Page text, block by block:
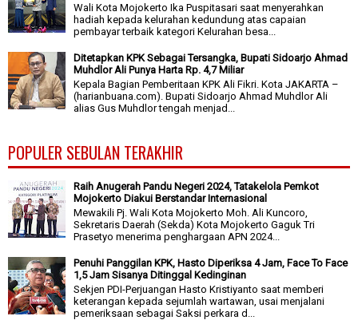
Wali Kota Mojokerto Ika Puspitasari saat menyerahkan
hadiah kepada kelurahan kedundung atas capaian
pembayar terbaik kategori Kelurahan besa...
Ditetapkan KPK Sebagai Tersangka, Bupati Sidoarjo Ahmad
Muhdlor Ali Punya Harta Rp. 4,7 Miliar
Kepala Bagian Pemberitaan KPK Ali Fikri. Kota JAKARTA –
(harianbuana.com). Bupati Sidoarjo Ahmad Muhdlor Ali
alias Gus Muhdlor tengah menjad...
POPULER SEBULAN TERAKHIR
Raih Anugerah Pandu Negeri 2024, Tatakelola Pemkot
Mojokerto Diakui Berstandar Internasional
Mewakili Pj. Wali Kota Mojokerto Moh. Ali Kuncoro,
Sekretaris Daerah (Sekda) Kota Mojokerto Gaguk Tri
Prasetyo menerima penghargaan APN 2024...
Penuhi Panggilan KPK, Hasto Diperiksa 4 Jam, Face To Face
1,5 Jam Sisanya Ditinggal Kedinginan
Sekjen PDI-Perjuangan Hasto Kristiyanto saat memberi
keterangan kepada sejumlah wartawan, usai menjalani
pemeriksaan sebagai Saksi perkara d...